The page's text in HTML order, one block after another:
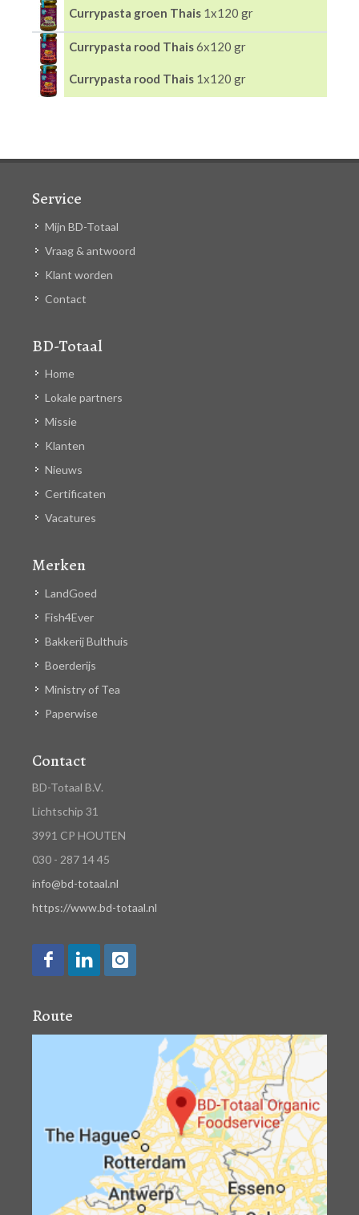
Currypasta groen Thais 1x120 gr
Currypasta rood Thais6x120 gr
Currypasta rood Thais 1x120 gr
Service
Mijn BD-Totaal
Vraag & antwoord
Klant worden
Contact
BD-Totaal
Home
Lokale partners
Missie
Klanten
Nieuws
Certificaten
Vacatures
Merken
LandGoed
Fish4Ever
Bakkerij Bulthuis
Boerderijs
Ministry of Tea
Paperwise
Contact
BD-Totaal B.V.
Lichtschip 31
3991 CP HOUTEN
030 - 287 14 45
info@bd-totaal.nl
https://www.bd-totaal.nl
Route